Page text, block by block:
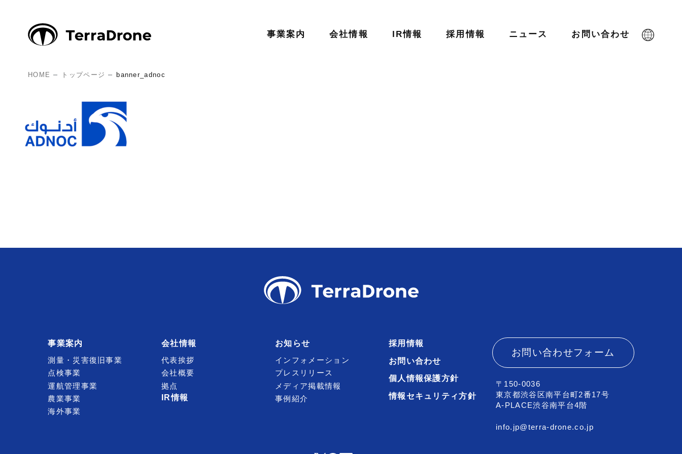
事業案内 会社情報 IR情報 採用情報 ニュース お問い合わせ
HOME トップページ banner_adnoc
事業案内
測量・災害復旧事業
点検事業
運航管理事業
農業事業
海外事業
会社情報
代表挨拶
会社概要
拠点
IR情報
お知らせ
インフォメーション
プレスリリース
メディア掲載情報
事例紹介
採用情報
お問い合わせ
個人情報保護方針
情報セキュリティ方針
お問い合わせフォーム
〒150-0036
東京都渋谷区南平台町2番17号
A-PLACE渋谷南平台4階
info.jp@terra-drone.co.jp